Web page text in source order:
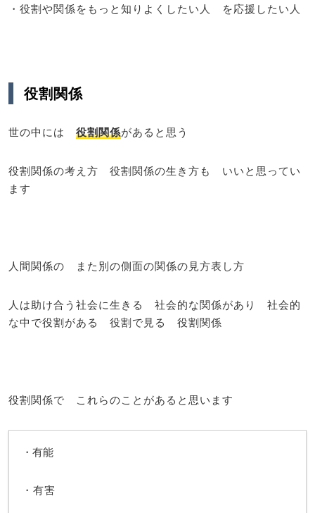
・役割や関係をもっと知りよくしたい人 を応援したい人
役割関係
世の中には 役割関係があると思う
役割関係の考え方 役割関係の生き方も いいと思ってい
ます
人間関係の また別の側面の関係の見方表し方
人は助け合う社会に生きる 社会的な関係があり 社会的
な中で役割がある 役割で見る 役割関係
役割関係で これらのことがあると思います
・有能
・有害